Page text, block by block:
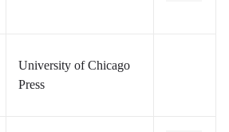
University of Chicago
Press